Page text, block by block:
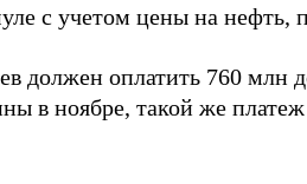
с учетом цены на нефть,
должен оплатить 760 млн
в ноябре, такой же